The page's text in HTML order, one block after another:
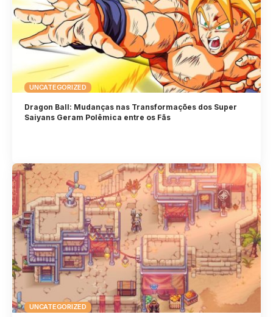
UNCATEGORIZED
Dragon Ball: Mudanças nas Transformações dos Super
Saiyans Geram Polêmica entre os Fãs
UNCATEGORIZED